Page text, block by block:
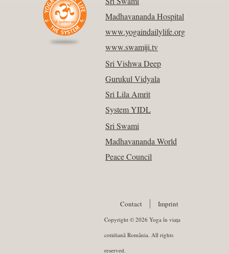
Madhavananda Hospital
www.yogaindailylife.org
www.swamiji.tv
Sri Vishwa Deep
Gurukul Vidyala
Sri Lila Amrit
System YIDL
Sri Swami
Madhavananda World
Peace Council
Contact Imprint
Copyright © 2026 Yoga în viața
cotidiană România. All rights
reserved.